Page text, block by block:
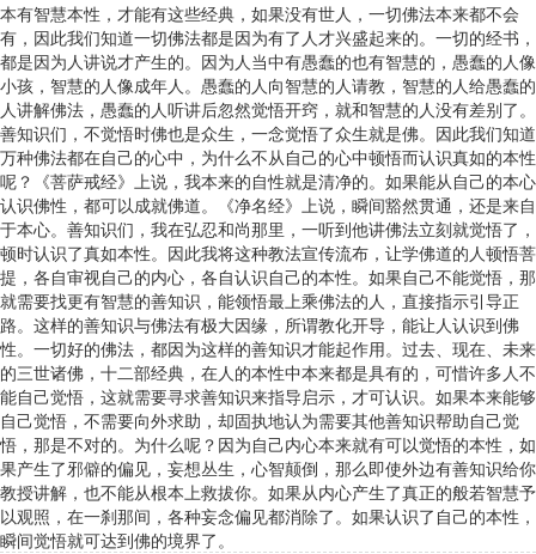
本有智慧本性，才能有这些经典，如果没有世人，一切佛法本来都不会
有，因此我们知道一切佛法都是因为有了人才兴盛起来的。一切的经书，
都是因为人讲说才产生的。因为人当中有愚蠢的也有智慧的，愚蠢的人像
小孩，智慧的人像成年人。愚蠢的人向智慧的人请教，智慧的人给愚蠢的
人讲解佛法，愚蠢的人听讲后忽然觉悟开窍，就和智慧的人没有差别了。
善知识们，不觉悟时佛也是众生，一念觉悟了众生就是佛。因此我们知道
万种佛法都在自己的心中，为什么不从自己的心中顿悟而认识真如的本性
呢？《菩萨戒经》上说，我本来的自性就是清净的。如果能从自己的本心
认识佛性，都可以成就佛道。《净名经》上说，瞬间豁然贯通，还是来自
于本心。善知识们，我在弘忍和尚那里，一听到他讲佛法立刻就觉悟了，
顿时认识了真如本性。因此我将这种教法宣传流布，让学佛道的人顿悟菩
提，各自审视自己的内心，各自认识自己的本性。如果自己不能觉悟，那
就需要找更有智慧的善知识，能领悟最上乘佛法的人，直接指示引导正
路。这样的善知识与佛法有极大因缘，所谓教化开导，能让人认识到佛
性。一切好的佛法，都因为这样的善知识才能起作用。过去、现在、未来
的三世诸佛，十二部经典，在人的本性中本来都是具有的，可惜许多人不
能自己觉悟，这就需要寻求善知识来指导启示，才可认识。如果本来能够
自己觉悟，不需要向外求助，却固执地认为需要其他善知识帮助自己觉
悟，那是不对的。为什么呢？因为自己内心本来就有可以觉悟的本性，如
果产生了邪僻的偏见，妄想丛生，心智颠倒，那么即使外边有善知识给你
教授讲解，也不能从根本上救拔你。如果从内心产生了真正的般若智慧予
以观照，在一刹那间，各种妄念偏见都消除了。如果认识了自己的本性，
瞬间觉悟就可达到佛的境界了。